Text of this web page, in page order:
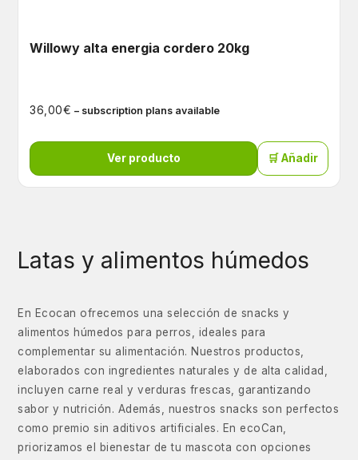
Willowy alta energia cordero 20kg
36,00€ – subscription plans available
Ver producto 🛒 Añadir
Latas y alimentos húmedos
En Ecocan ofrecemos una selección de snacks y
alimentos húmedos para perros, ideales para
complementar su alimentación. Nuestros productos,
elaborados con ingredientes naturales y de alta calidad,
incluyen carne real y verduras frescas, garantizando
sabor y nutrición. Además, nuestros snacks son perfectos
como premio sin aditivos artificiales. En ecoCan,
priorizamos el bienestar de tu mascota con opciones